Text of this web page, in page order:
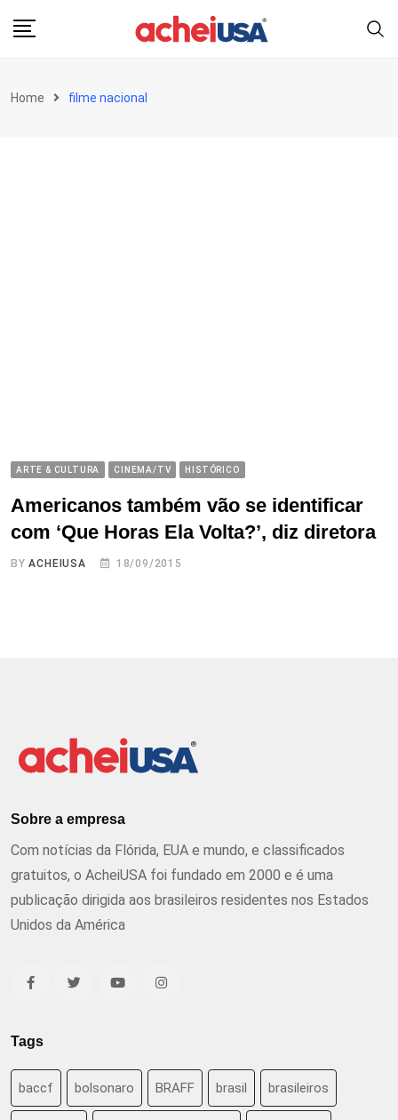
Home filme nacional
ARTE & CULTURA CINEMA/TV HISTÓRICO
Americanos também vão se identificar
com ‘Que Horas Ela Volta?’, diz diretora
BYACHEIUSA 18/09/2015
Sobre a empresa
Com notícias da Flórida, EUA e mundo, e classificados
gratuitos, o AcheiUSA foi fundado em 2000 e é uma
publicação dirigida aos brasileiros residentes nos Estados
Unidos da América
Tags
baccf bolsonaro BRAFF brasil brasileiros